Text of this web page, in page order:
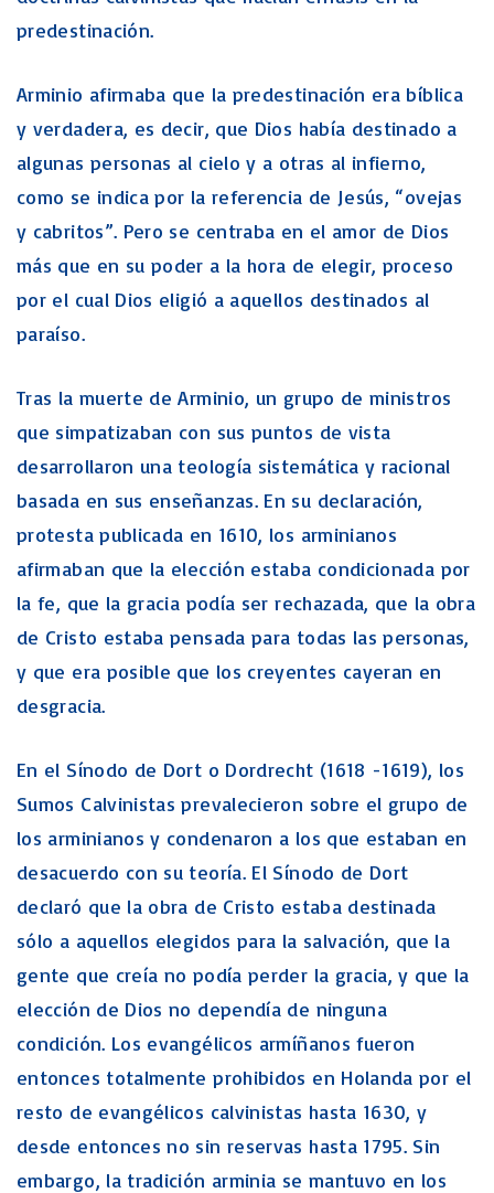
predestinación.
Arminio afirmaba que la predestinación era bíblica
y verdadera, es decir, que Dios había destinado a
algunas personas al cielo y a otras al infierno,
como se indica por la referencia de Jesús, “ovejas
y cabritos”. Pero se centraba en el amor de Dios
más que en su poder a la hora de elegir, proceso
por el cual Dios eligió a aquellos destinados al
paraíso.
Tras la muerte de Arminio, un grupo de ministros
que simpatizaban con sus puntos de vista
desarrollaron una teología sistemática y racional
basada en sus enseñanzas. En su declaración,
protesta publicada en 1610, los arminianos
afirmaban que la elección estaba condicionada por
la fe, que la gracia podía ser rechazada, que la obra
de Cristo estaba pensada para todas las personas,
y que era posible que los creyentes cayeran en
desgracia.
En el Sínodo de Dort o Dordrecht (1618 -1619), los
Sumos Calvinistas prevalecieron sobre el grupo de
los arminianos y condenaron a los que estaban en
desacuerdo con su teoría. El Sínodo de Dort
declaró que la obra de Cristo estaba destinada
sólo a aquellos elegidos para la salvación, que la
gente que creía no podía perder la gracia, y que la
elección de Dios no dependía de ninguna
condición. Los evangélicos armíñanos fueron
entonces totalmente prohibidos en Holanda por el
resto de evangélicos calvinistas hasta 1630, y
desde entonces no sin reservas hasta 1795. Sin
embargo, la tradición arminia se mantuvo en los